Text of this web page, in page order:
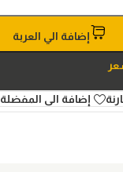
إضافة الي العربة
إضافة الى المفضلة